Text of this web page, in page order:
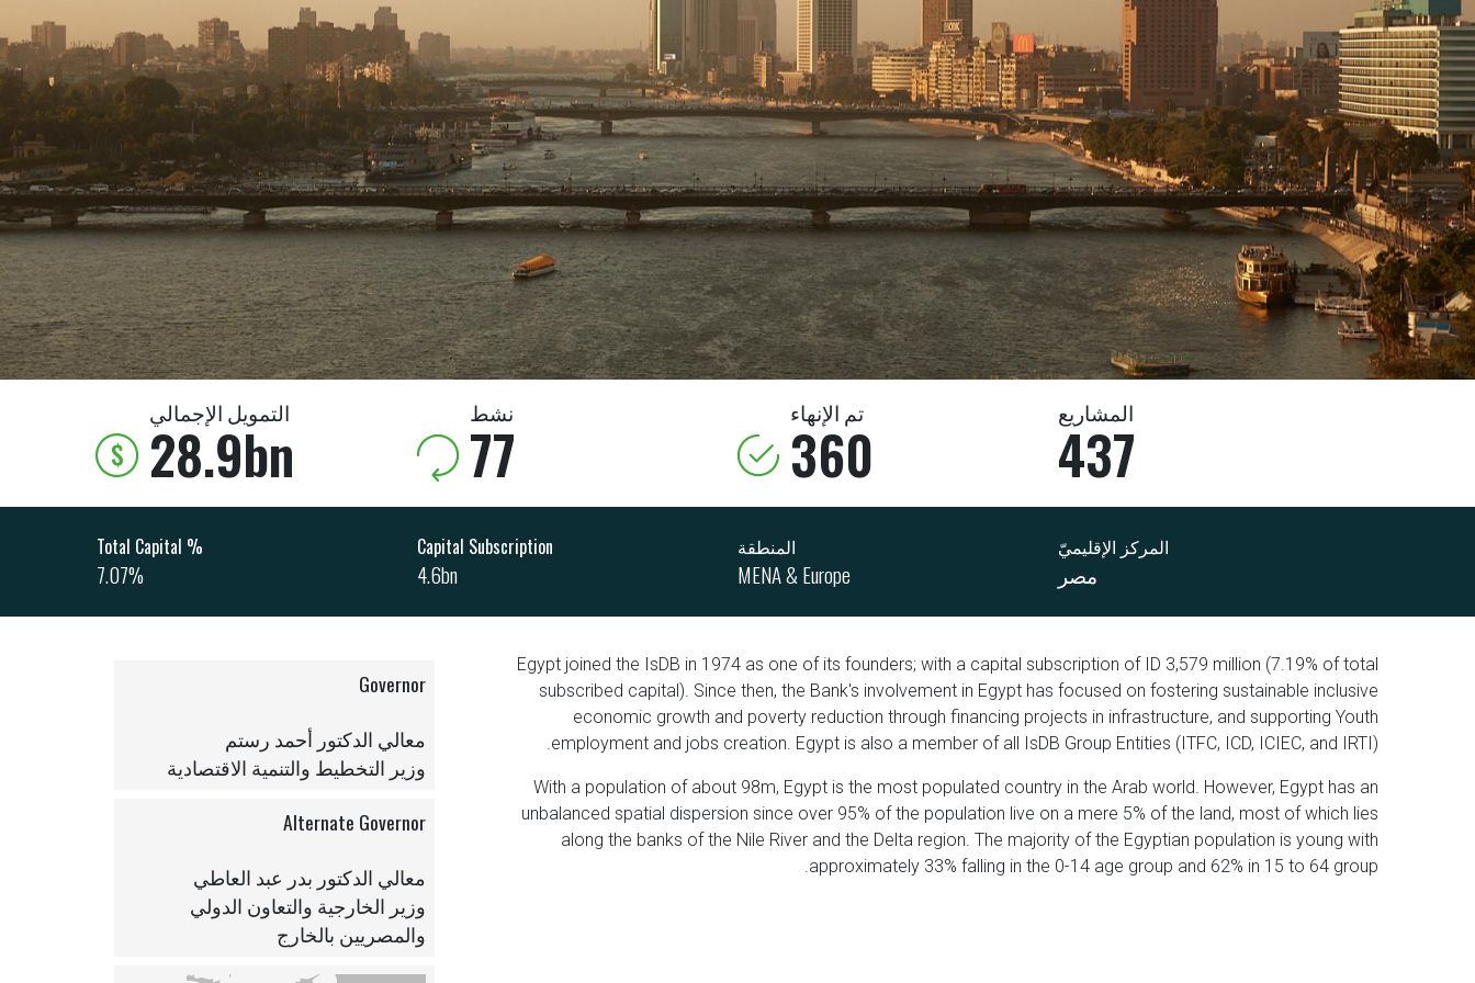
المشاريع
437
تم الإنهاء
360
نشط
77
التمويل الإجمالي
28.9bn
المركز الإقليميّ
مصر
المنطقة
MENA & Europe
Capital Subscription
4.6bn
% Total Capital
7.07%
Egypt joined the IsDB in 1974 as one of its founders; with a capital subscription of ID 3,579 million (7.19% of total
subscribed capital). Since then, the Bank's involvement in Egypt has focused on fostering sustainable inclusive
economic growth and poverty reduction through financing projects in infrastructure, and supporting Youth
employment and jobs creation. Egypt is also a member of all IsDB Group Entities (ITFC, ICD, ICIEC, and IRTI).
With a population of about 98m, Egypt is the most populated country in the Arab world. However, Egypt has an
unbalanced spatial dispersion since over 95% of the population live on a mere 5% of the land, most of which lies
along the banks of the Nile River and the Delta region. The majority of the Egyptian population is young with
approximately 33% falling in the 0-14 age group and 62% in 15 to 64 group.
Governor
معالي الدكتور أحمد رستم
وزير التخطيط والتنمية الاقتصادية
Alternate Governor
معالي الدكتور بدر عبد العاطي
وزير الخارجية والتعاون الدولي
والمصريين بالخارج